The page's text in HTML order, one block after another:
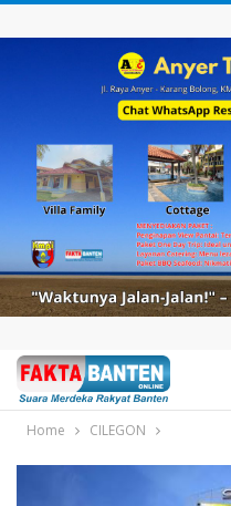
Home CILEGON